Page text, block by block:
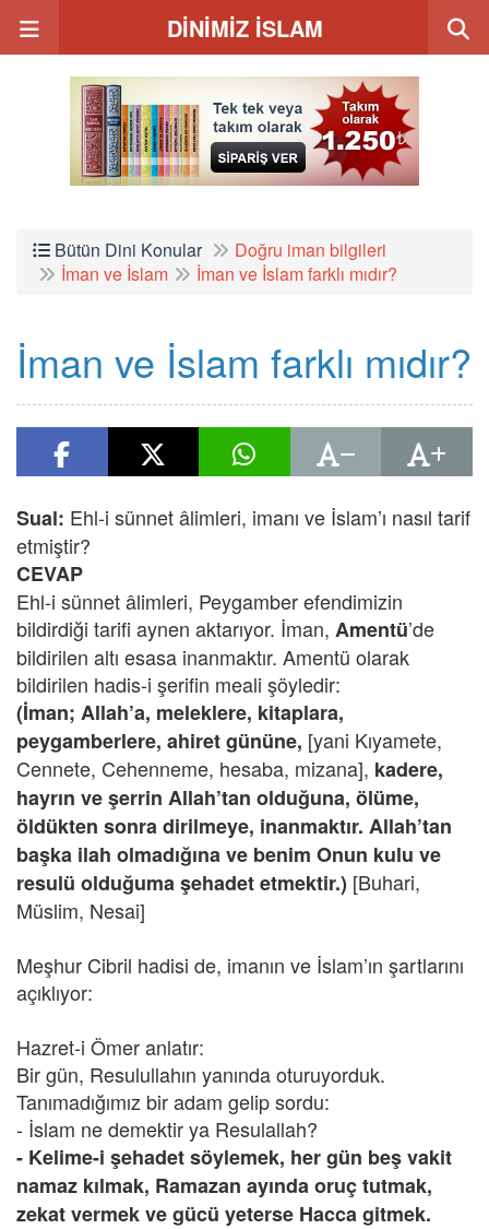
DİNİMİZ İSLAM
Bütün Dini Konular
Doğru iman bilgileri
İman ve İslam
İman ve İslam farklı mıdır?
İman ve İslam farklı mıdır?
Sual: Ehl-i sünnet âlimleri, imanı ve İslam’ı nasıl tarif
etmiştir?
CEVAP
Ehl-i sünnet âlimleri, Peygamber efendimizin
bildirdiği tarifi aynen aktarıyor. İman, Amentü’de
bildirilen altı esasa inanmaktır. Amentü olarak
bildirilen hadis-i şerifin meali şöyledir:
(İman; Allah’a, meleklere, kitaplara,
peygamberlere, ahiret gününe, [yani Kıyamete,
Cennete, Cehenneme, hesaba, mizana], kadere,
hayrın ve şerrin Allah’tan olduğuna, ölüme,
öldükten sonra dirilmeye, inanmaktır. Allah’tan
başka ilah olmadığına ve benim Onun kulu ve
resulü olduğuma şehadet etmektir.) [Buhari,
Müslim, Nesai]
Meşhur Cibril hadisi de, imanın ve İslam’ın şartlarını
açıklıyor:
Hazret-i Ömer anlatır:
Bir gün, Resulullahın yanında oturuyorduk.
Tanımadığımız bir adam gelip sordu:
- İslam ne demektir ya Resulallah?
- Kelime-i şehadet söylemek, her gün beş vakit
namaz kılmak, Ramazan ayında oruç tutmak,
zekat vermek ve gücü yeterse Hacca gitmek.